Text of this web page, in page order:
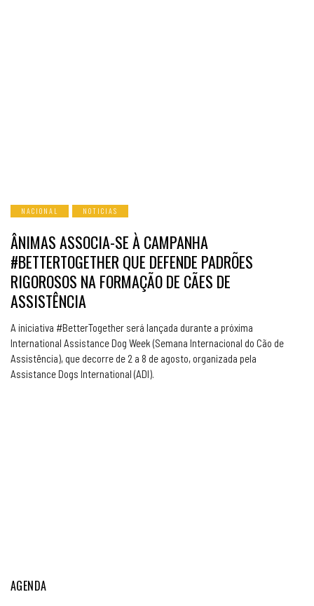
NACIONAL NOTICIAS
ÂNIMAS ASSOCIA-SE À CAMPANHA
#BETTERTOGETHER QUE DEFENDE PADRÕES
RIGOROSOS NA FORMAÇÃO DE CÃES DE
ASSISTÊNCIA
A iniciativa #BetterTogether será lançada durante a próxima
International Assistance Dog Week (Semana Internacional do Cão de
Assistência), que decorre de 2 a 8 de agosto, organizada pela
Assistance Dogs International (ADI).
AGENDA